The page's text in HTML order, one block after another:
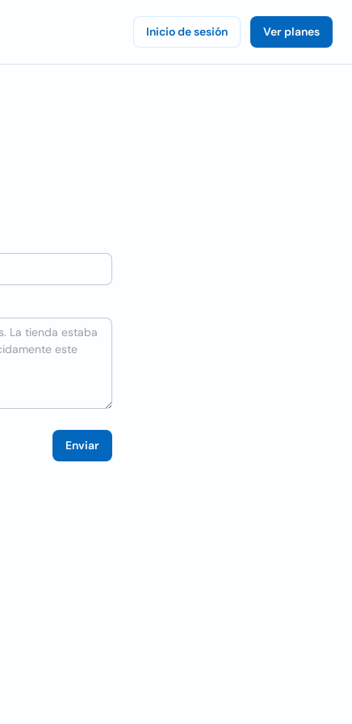
Inicio de sesión Ver planes
Enviar